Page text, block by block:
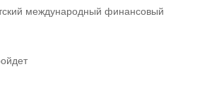
международный финансовый